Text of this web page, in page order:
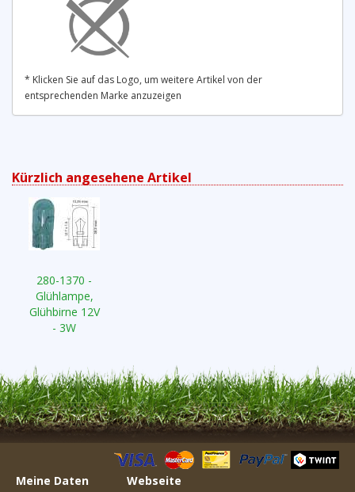
* Klicken Sie auf das Logo, um weitere Artikel von der
entsprechenden Marke anzuzeigen
Kürzlich angesehene Artikel
280-1370 -
Glühlampe,
Glühbirne 12V
- 3W
Meine Daten Webseite